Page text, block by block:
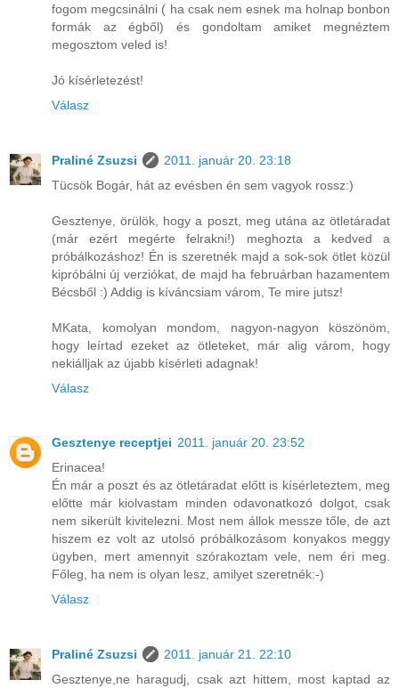
fogom megcsinálni ( ha csak nem esnek ma holnap bonbon
formák az égből) és gondoltam amiket megnéztem
megosztom veled is!
Jó kísérletezést!
Válasz
Praliné Zsuzsi
2011. január 20. 23:18
Tücsök Bogár, hát az evésben én sem vagyok rossz:)
Gesztenye, örülök, hogy a poszt, meg utána az ötletáradat
(már ezért megérte felrakni!) meghozta a kedved a
próbálkozáshoz! Én is szeretnék majd a sok-sok ötlet közül
kipróbálni új verziókat, de majd ha februárban hazamentem
Bécsből :) Addig is kíváncsiam várom, Te mire jutsz!
MKata, komolyan mondom, nagyon-nagyon köszönöm,
hogy leírtad ezeket az ötleteket, már alig várom, hogy
nekiálljak az újabb kísérleti adagnak!
Válasz
Gesztenye receptjei 2011. január 20. 23:52
Erinacea!
Én már a poszt és az ötletáradat előtt is kísérleteztem, meg
előtte már kiolvastam minden odavonatkozó dolgot, csak
nem sikerült kivitelezni. Most nem állok messze tőle, de azt
hiszem ez volt az utolsó próbálkozásom konyakos meggy
ügyben, mert amennyit szórakoztam vele, nem éri meg.
Főleg, ha nem is olyan lesz, amilyet szeretnék:-)
Válasz
Praliné Zsuzsi
2011. január 21. 22:10
Gesztenye,ne haragudj, csak azt hittem, most kaptad az